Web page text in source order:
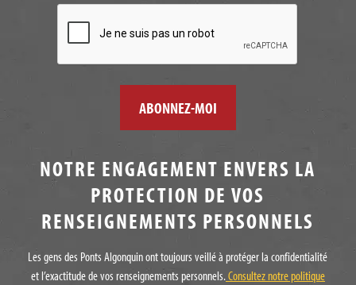
NOTRE ENGAGEMENT ENVERS LA
PROTECTION DE VOS
RENSEIGNEMENTS PERSONNELS
Les gens des Ponts Algonquin ont toujours veillé à protéger la confidentialité
et l’exactitude de vos renseignements personnels.Consultez notre politique